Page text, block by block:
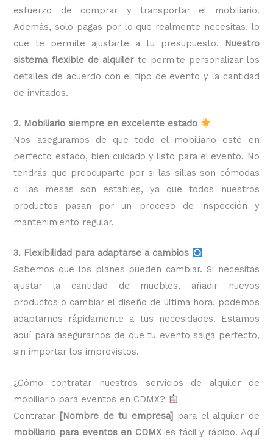
esfuerzo de comprar y transportar el mobiliario.
Además, solo pagas por lo que realmente necesitas, lo
que te permite ajustarte a tu presupuesto.
Nuestro
sistema flexible de alquilerte permite personalizar los
detalles de acuerdo con el tipo de evento y la cantidad
de invitados.
2. Mobiliario siempre en excelente estado
Nos aseguramos de que todo el mobiliario esté en
perfecto estado, bien cuidado y listo para el evento. No
tendrás que preocuparte por si las sillas son cómodas
o las mesas son estables, ya que todos nuestros
productos pasan por un proceso de inspección y
mantenimiento regular.
3. Flexibilidad para adaptarse a cambios
Sabemos que los planes pueden cambiar. Si necesitas
ajustar la cantidad de muebles, añadir nuevos
productos o cambiar el diseño de última hora, podemos
adaptarnos rápidamente a tus necesidades. Estamos
aquí para asegurarnos de que tu evento salga perfecto,
sin importar los imprevistos.
¿Cómo contratar nuestros servicios de alquiler de
mobiliario para eventos en CDMX?
Contratar [Nombre de tu empresa]para el alquiler de
mobiliario para eventos en CDMX es fácil y rápido. Aquí